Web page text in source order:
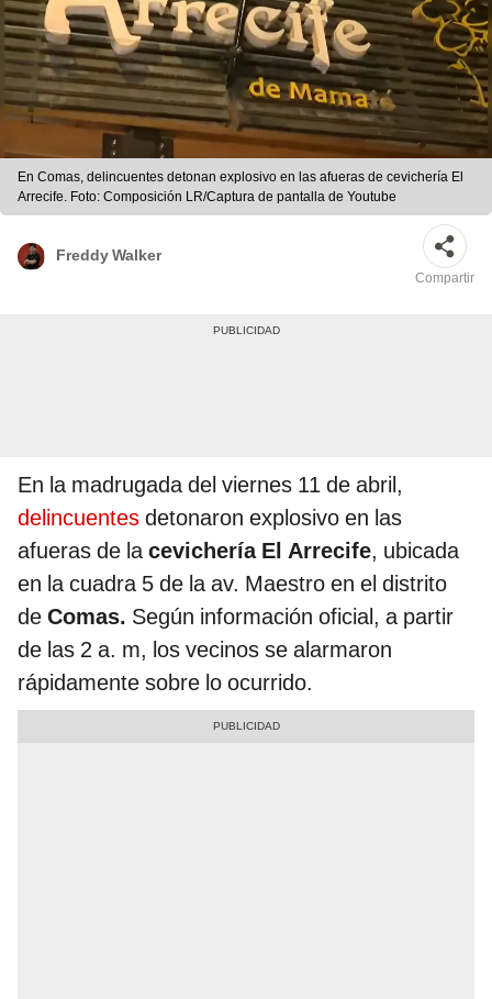
En Comas, delincuentes detonan explosivo en las afueras de cevichería El
Arrecife. Foto: Composición LR/Captura de pantalla de Youtube
Freddy Walker
Compartir
En la madrugada del viernes 11 de abril,
delincuentes detonaron explosivo en las
afueras de lacevichería El Arrecife, ubicada
en la cuadra 5 de la av. Maestro en el distrito
de Comas. Según información oficial, a partir
de las 2 a. m, los vecinos se alarmaron
rápidamente sobre lo ocurrido.